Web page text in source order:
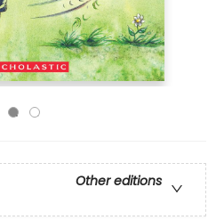
Other editions